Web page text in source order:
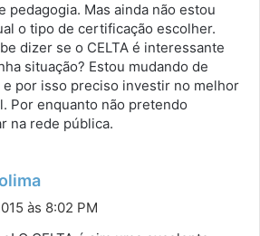
pedagogia. Mas ainda não estou
o tipo de certificação escolher.
dizer se o CELTA é interessante
situação? Estou mudando de
e por isso preciso investir no melhor
Por enquanto não pretendo
na rede pública.
às 8:02 PM